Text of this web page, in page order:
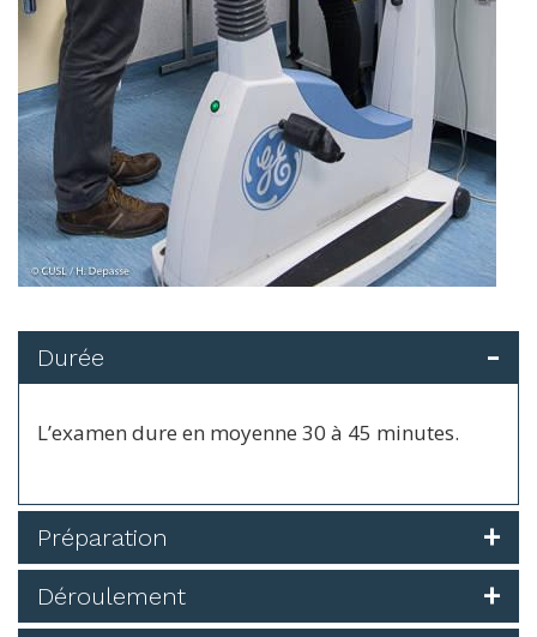
Durée
L’examen dure en moyenne 30 à 45 minutes.
Préparation
Déroulement